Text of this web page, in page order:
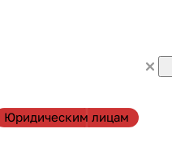
Юридическим лицам